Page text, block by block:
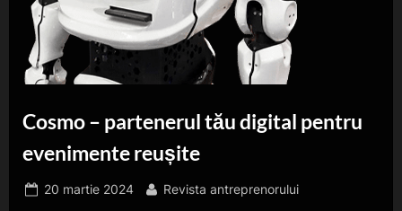
Cosmo – partenerul tău digital pentru
evenimente reușite
Posted
20 martie 2024 By
Revista antreprenorului